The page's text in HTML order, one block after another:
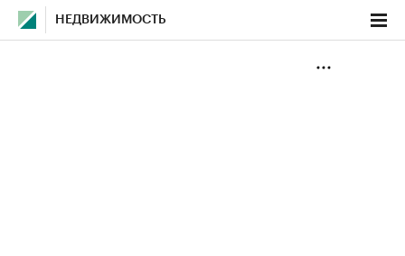
НЕДВИЖИМОСТЬ